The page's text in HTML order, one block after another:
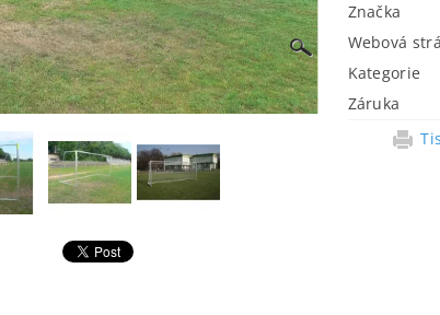
Značka
Webová
Kategorie
Záruka